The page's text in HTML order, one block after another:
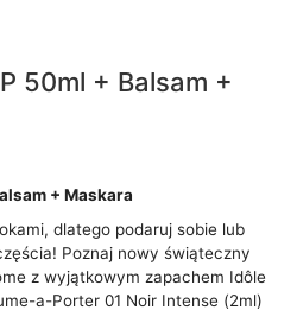
50ml + Balsam +
+ Maskara
dlatego podaruj sobie lub
Poznaj nowy świąteczny
z wyjątkowym zapachem Idôle
a-Porter 01 Noir Intense (2ml)